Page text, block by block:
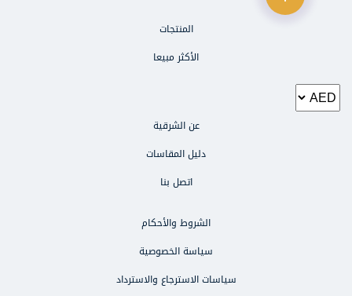
المنتجات
الأكثر مبيعا
عن الشرقية
دليل المقاسات
اتصل بنا
الشروط والأحكام
سياسة الخصوصية
سياسات الاسترجاع والاسترداد
الطلبات والاستفسارات